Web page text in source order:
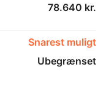
78.640 kr.
Snarest muligt
Ubegrænset